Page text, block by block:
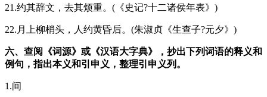
21.约其辞文，去其烦重。(《史记?十二诸侯年表》)
22.月上柳梢头，人约黄昏后。(朱淑贞《生查子?元夕》)
六、查阅《词源》或《汉语大字典》，抄出下列词语的释义和
例句，指出本义和引申义，整理引申义列。
1.间